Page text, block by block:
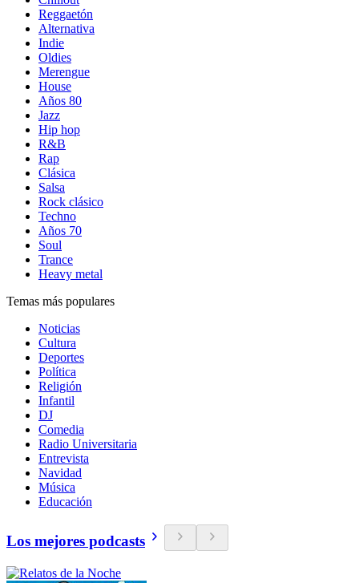
Reggaetón
Alternativa
Indie
Oldies
Merengue
House
Años 80
Jazz
Hip hop
R&B
Rap
Clásica
Salsa
Rock clásico
Techno
Años 70
Soul
Trance
Heavy metal
Temas más populares
Noticias
Cultura
Deportes
Política
Religión
Infantil
DJ
Comedia
Radio Universitaria
Entrevista
Navidad
Música
Educación
Los mejores podcasts